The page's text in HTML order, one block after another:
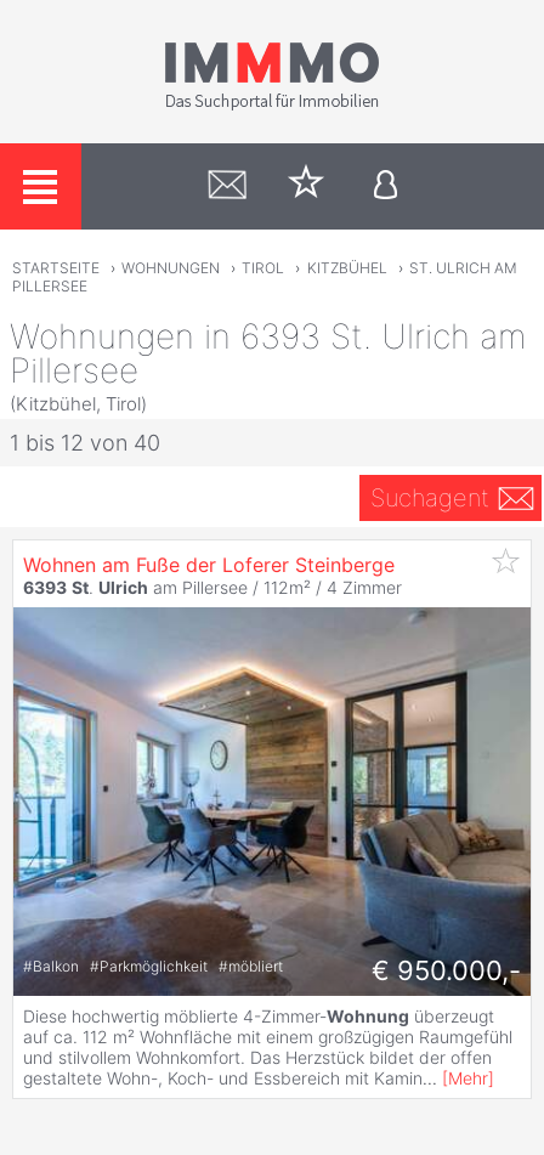
STARTSEITE › WOHNUNGEN › TIROL › KITZBÜHEL › ST. ULRICH AM
PILLERSEE
Wohnungen in 6393 St. Ulrich am
Pillersee
(Kitzbühel, Tirol)
1 bis 12 von 40
Suchagent
Wohnen am Fuße der Loferer Steinberge
6393 St. Ulrich am Pillersee / 112m² / 4 Zimmer
#Balkon #Parkmöglichkeit #möbliert € 950.000,-
Diese hochwertig möblierte 4-Zimmer-Wohnung überzeugt
auf ca. 112 m² Wohnfläche mit einem großzügigen Raumgefühl
und stilvollem Wohnkomfort. Das Herzstück bildet der offen
gestaltete Wohn-, Koch- und Essbereich mit Kamin... [Mehr]